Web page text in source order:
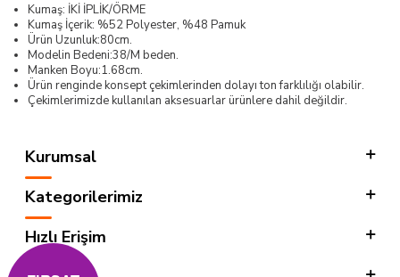
Kumaş: İKİ İPLİK/ÖRME
Kumaş İçerik: %52 Polyester, %48 Pamuk
Ürün Uzunluk:80cm.
Modelin Bedeni:38/M beden.
Manken Boyu:1.68cm.
Ürün renginde konsept çekimlerinden dolayı ton farklılığı olabilir.
Çekimlerimizde kullanılan aksesuarlar ürünlere dahil değildir.
Kurumsal
Kategorilerimiz
Hızlı Erişim